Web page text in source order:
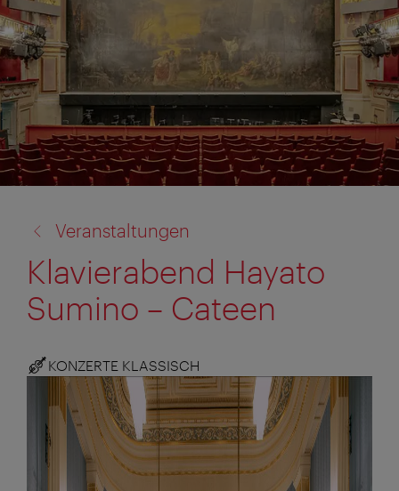
zu:
Veranstaltungen
Klavierabend Hayato
Sumino – Cateen
KONZERTE KLASSISCH